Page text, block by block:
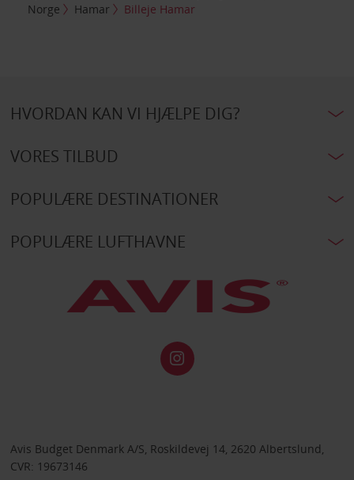
Norge
Hamar Billeje Hamar
HVORDAN KAN VI HJÆLPE DIG?
VORES TILBUD
POPULÆRE DESTINATIONER
POPULÆRE LUFTHAVNE
Avis Budget Denmark A/S, Roskildevej 14, 2620 Albertslund,
CVR: 19673146